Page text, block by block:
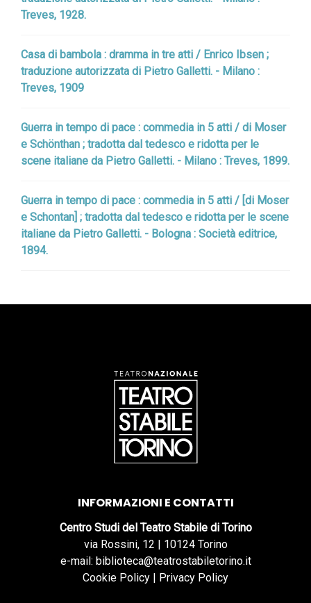
Treves, 1928.
Casa di bambola : dramma in tre atti / Enrico Ibsen ;
traduzione autorizzata di Pietro Galletti. - Milano :
Treves, 1909
Guerra in tempo di pace : commedia in 5 atti / di Moser
e Schönthan ; tradotta dal tedesco e ridotta per le
scene italiane da Pietro Galletti. - Milano : Treves, 1899.
Guerra in tempo di pace : commedia in 5 atti / [di Moser
e Schontan] ; tradotta dal tedesco e ridotta per le scene
italiane da Pietro Galletti. - Bologna : Società editrice,
1894.
INFORMAZIONI E CONTATTI
Centro Studi del Teatro Stabile di Torino
via Rossini, 12 | 10124 Torino
e-mail: biblioteca@teatrostabiletorino.it
Cookie Policy | Privacy Policy